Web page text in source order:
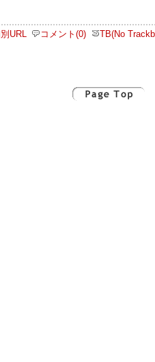
URL コメント(0) TB(No